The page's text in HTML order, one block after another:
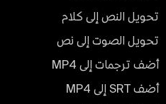
تحويل النص إلى كلام
تحويل الصوت إلى نص
أضف ترجمات إلى MP4
أضف SRT إلى MP4